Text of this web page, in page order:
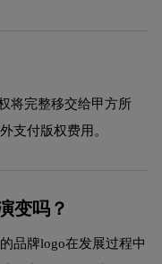
将完整移交给甲方所
支付版权费用。
变吗？
品牌logo在发展过程中